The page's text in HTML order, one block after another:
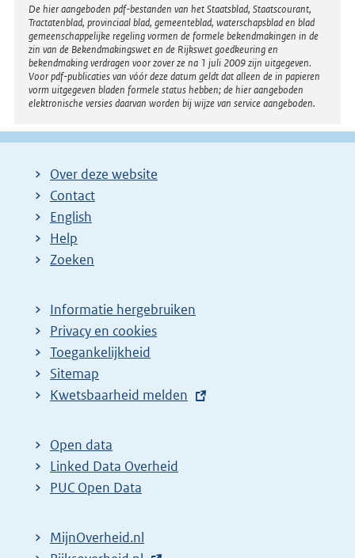
Disclaimer
De hier aangeboden pdf-bestanden van het Staatsblad, Staatscourant,
Tractatenblad, provinciaal blad, gemeenteblad, waterschapsblad en blad
gemeenschappelijke regeling vormen de formele bekendmakingen in de
zin van de Bekendmakingswet en de Rijkswet goedkeuring en
bekendmaking verdragen voor zover ze na 1 juli 2009 zijn uitgegeven.
Voor pdf-publicaties van vóór deze datum geldt dat alleen de in papieren
vorm uitgegeven bladen formele status hebben; de hier aangeboden
elektronische versies daarvan worden bij wijze van service aangeboden.
Over deze website
Contact
English
Help
Zoeken
Informatie hergebruiken
Privacy en cookies
Toegankelijkheid
Sitemap
E
t
e
r
l
Kwetsbaarheid melden
Open data
Linked Data Overheid
PUC Open Data
MijnOverheid.nl